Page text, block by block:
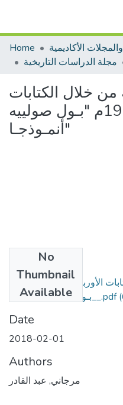
Home الأكاديمية
مجلة الدراسات التاريخية
من خلال الكتابات
الأوربية خلال القرن 19م "بـول صولييه
أنمـوذجـا"
No
Thumbnail
Available
_بـول صولييه أنمـوذجـا_.pdf
Date
2018-02-01
Authors
مرجاني, عبد القادر